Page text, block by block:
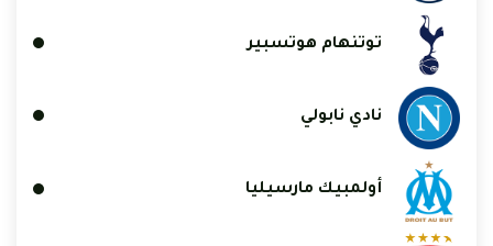
توتنهام هوتسبير
نادي نابولي
أولمبيك مارسيليا